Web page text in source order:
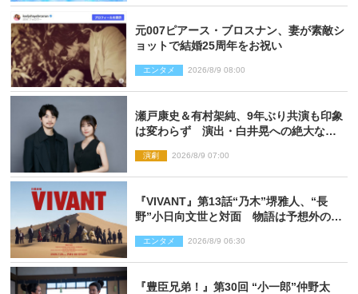
元007ピアース・ブロスナン、妻が素敵シ
ョットで結婚25周年をお祝い
エンタメ 2026/8/9 08:00
瀬戸康史＆有村架純、9年ぶり共演も印象
は変わらず 演出・白井晃への絶大なる
演劇 2026/8/9 07:00
『VIVANT』第13話“乃木”堺雅人、“長
野”小日向文世と対面 物語は予想外の展
エンタメ 2026/8/9 06:30
『豊臣兄弟！』第30回 “小一郎”仲野太